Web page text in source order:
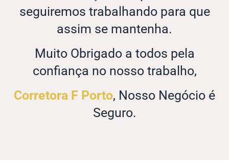
seguiremos trabalhando para que
assim se mantenha.
Muito Obrigado a todos pela
confiança no nosso trabalho,
Corretora F Porto, Nosso Negócio é
Seguro.